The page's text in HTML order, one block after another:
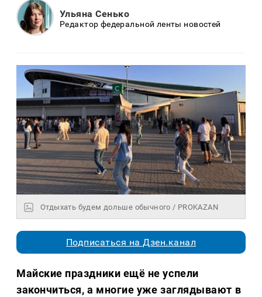
Ульяна Сенько
Редактор федеральной ленты новостей
Отдыхать будем дольше обычного / PROKAZAN
Подписаться на Дзен.канал
Майские праздники ещё не успели
закончиться, а многие уже заглядывают в